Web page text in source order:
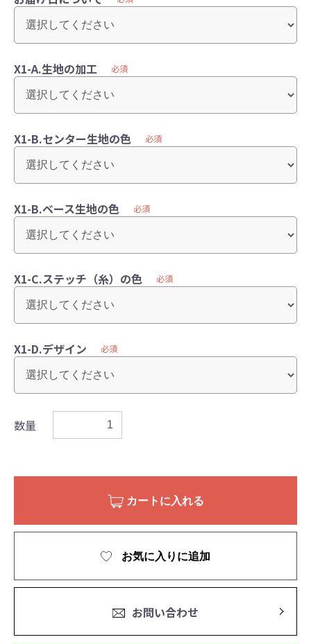
X1-A.生地の加工 必須
X1-B.センター生地の色 必須
X1-B.ベース生地の色 必須
X1-C.ステッチ（糸）の色 必須
X1-D.デザイン 必須
数量
カートに入れる
お気に入りに追加
お問い合わせ